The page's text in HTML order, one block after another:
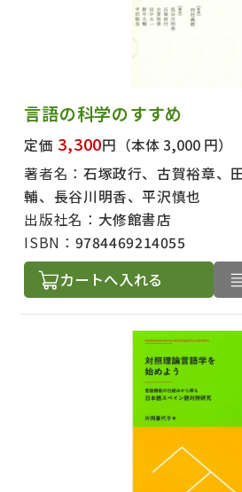
言語の科学のすすめ
定価 3,300円 （本体 3,000 円）
著者名： 石塚政行、古賀裕章、
輔、長谷川明香、平沢慎也
出版社名： 大修館書店
ISBN： 9784469214055
カートへ入れる